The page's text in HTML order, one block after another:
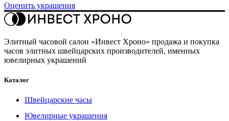
Оценить украшения
Элитный часовой салон «Инвест Хроно» продажа и покупка
часов элитных швейцарских производителей, именных
ювелирных украшений
Каталог
Швейцарские часы
Ювелирные украшения